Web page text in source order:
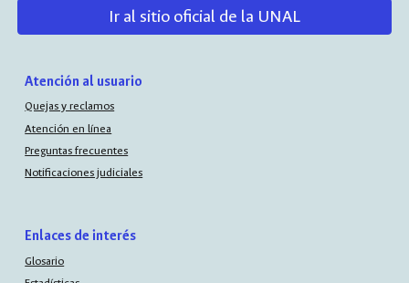
Ir al sitio oficial de la UNAL
Atención al usuario
Quejas y reclamos
Atención en línea
Preguntas frecuentes
Notificaciones judiciales
Enlaces de interés
Glosario